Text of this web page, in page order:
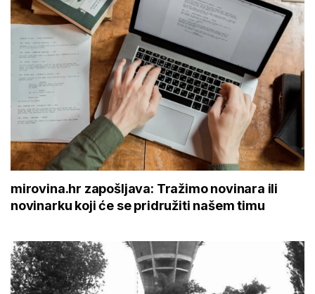
mirovina.hr zapošljava: Tražimo novinara ili
novinarku koji će se pridružiti našem timu